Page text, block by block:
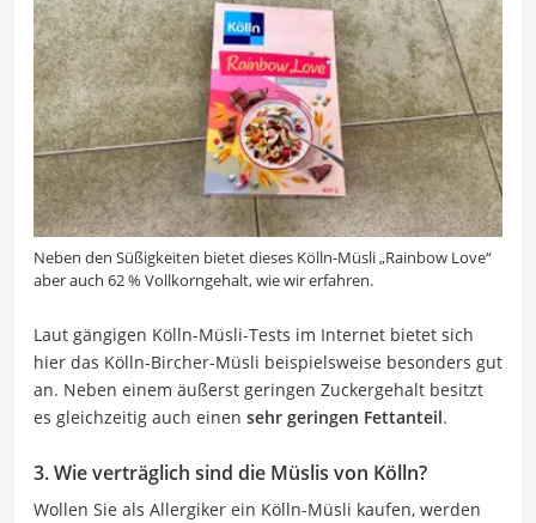
Neben den Süßigkeiten bietet dieses Kölln-Müsli „Rainbow Love“
aber auch 62 % Vollkorngehalt, wie wir erfahren.
Laut gängigen Kölln-Müsli-Tests im Internet bietet sich
hier das Kölln-Bircher-Müsli beispielsweise besonders gut
an. Neben einem äußerst geringen Zuckergehalt besitzt
es gleichzeitig auch einen sehr geringen Fettanteil.
3. Wie verträglich sind die Müslis von Kölln?
Wollen Sie als Allergiker ein Kölln-Müsli kaufen, werden